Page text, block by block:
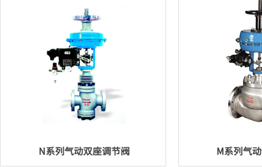
N系列气动双座调节阀 M系列气